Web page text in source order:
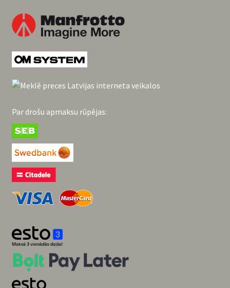
Par drošu apmaksu rūpējas: